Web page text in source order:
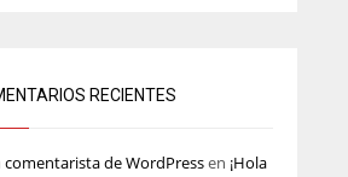
RECIENTES
comentarista de WordPressen ¡Hola